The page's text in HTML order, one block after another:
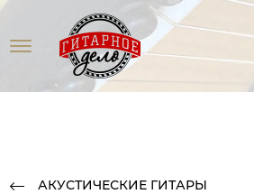
АКУСТИЧЕСКИЕ ГИТАРЫ